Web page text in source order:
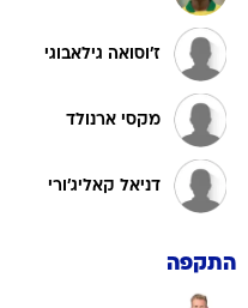
ז'וסואה גילאבוגי
מקסי ארנולד
דניאל קאליג'ורי
התקפה